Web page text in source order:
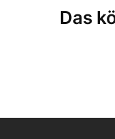
Das